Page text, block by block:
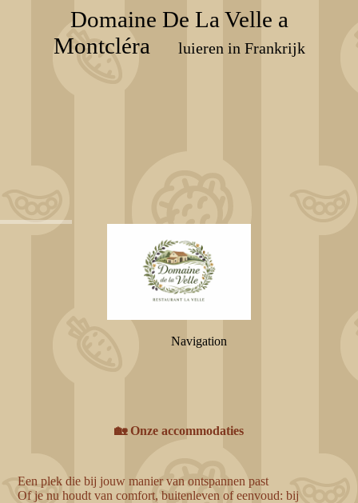
Domaine De La Velle a
Montcléra luieren in Frankrijk
Navigation
🏡 Onze accommodaties
Een plek die bij jouw manier van ontspannen past
Of je nu houdt van comfort, buitenleven of eenvoud: bij